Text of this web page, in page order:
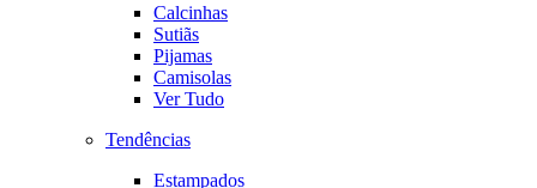
Calcinhas
Sutiãs
Pijamas
Camisolas
Ver Tudo
Tendências
Estampados